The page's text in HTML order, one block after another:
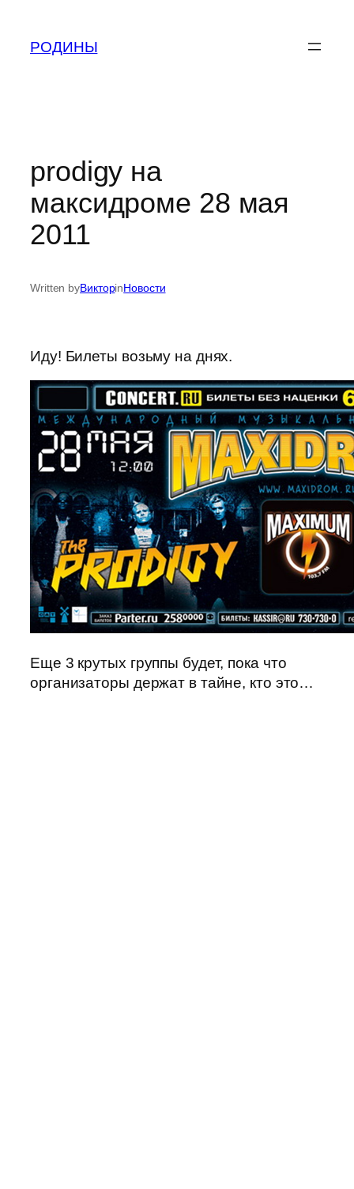
content
РОДИНЫ
prodigy на
максидроме 28 мая
2011
Written byВикторinНовости
Иду! Билеты возьму на днях.
Еще 3 крутых группы будет, пока что
организаторы держат в тайне, кто это…